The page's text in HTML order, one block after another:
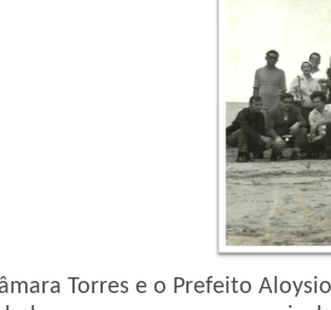
Torres e o Prefeito